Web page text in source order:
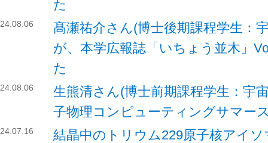
た
24.08.06
髙瀬祐介さん(博士後期課程学生：
が、本学広報誌「いちょう並木」
た
24.08.06
生熊清さん(博士前期課程学生：宇
子物理コンピューティングサマー
24.07.16
結晶中のトリウム229原子核アイ